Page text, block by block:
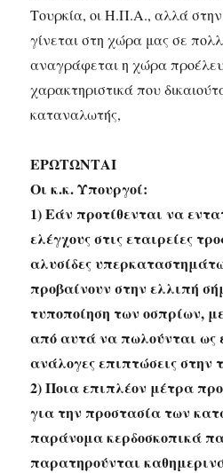
Τουρκία, οι Η.Π.Α., αλλά
γίνεται στη χώρα μας σε
αναγράφεται η χώρα
χαρακτηριστικά που
καταναλωτής,
ΕΡΩΤΩΝΤΑΙ
Οι κ.κ. Υπουργοί:
1) Εάν προτίθενται να
ελέγχους στις εταιρείες
αλυσίδες
προβαίνουν στην ελλιπή
τυποποίηση των οσπρίων,
από αυτά να πωλούνται ως
ανάλογες επιπτώσεις στην
2) Ποια επιπλέον μέτρα
για την προστασία των
παράνομα κερδοσκοπικά
παρατηρούνται